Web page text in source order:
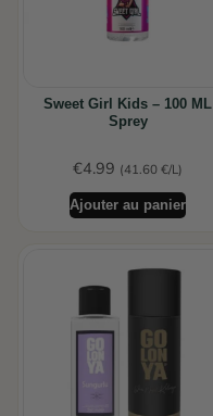
Sweet Girl Kids – 100 ML
Sprey
€4.99 (41.60 €/L)
Ajouter au panier